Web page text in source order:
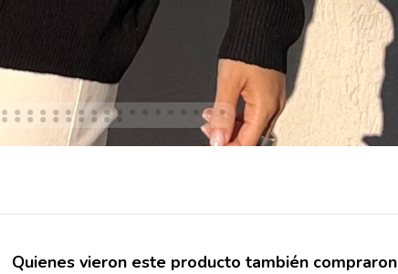
Quienes vieron este producto también compraron